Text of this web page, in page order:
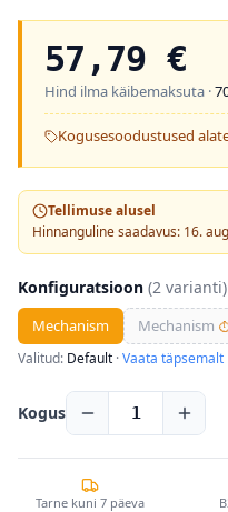
57,79 €
Hind ilma käibemaksuta ·
Kogusesoodustused
Tellimuse alusel
Hinnanguline saadavus: 16.
Konfiguratsioon (2 varianti)
Mechanism Mechanism
Valitud: Default ·Vaata täpsemalt
Kogus 1
Tarne kuni 7 päeva